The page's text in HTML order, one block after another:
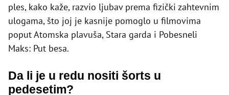
ples, kako kaže, razvio ljubav prema fizički zahtevnim
ulogama, što joj je kasnije pomoglo u filmovima
poput Atomska plavuša, Stara garda i Pobesneli
Maks: Put besa.
Da li je u redu nositi šorts u
pedesetim?